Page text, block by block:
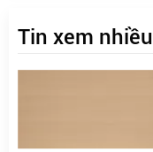
Tin xem nhiều